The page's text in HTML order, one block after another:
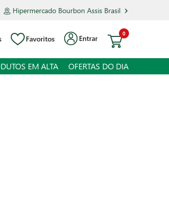
Hipermercado Bourbon Assis Brasil
Favoritos Entrar
0
EM ALTA OFERTAS DO DIA